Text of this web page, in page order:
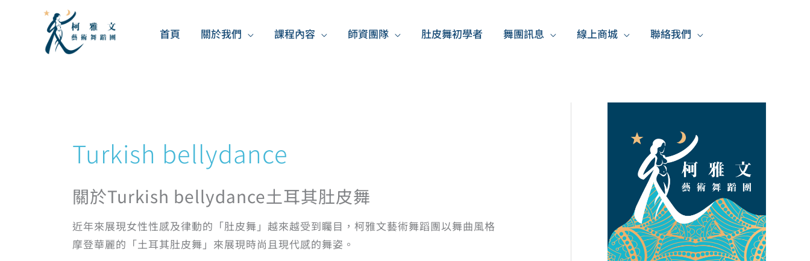
首頁 關於我們 課程內容 師資團隊 肚皮舞初學者 舞團訊息 線上商城 聯絡我們
Turkish bellydance
關於Turkish bellydance土耳其肚皮舞
近年來展現女性性感及律動的「肚皮舞」越來越受到矚目，柯雅文藝術舞蹈團以舞曲風格
摩登華麗的「土耳其肚皮舞」來展現時尚且現代感的舞姿。